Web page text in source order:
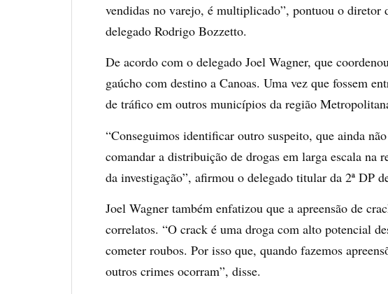
vendidas no varejo, é multiplicado”, pontuou o diretor
delegado Rodrigo Bozzetto.
De acordo com o delegado Joel Wagner, que
gaúcho com destino a Canoas. Uma vez que fossem
de tráfico em outros municípios da região
“Conseguimos identificar outro suspeito, que ainda
comandar a distribuição de drogas em larga escala na
da investigação”, afirmou o delegado titular da 2ª DP
Joel Wagner também enfatizou que a apreensão de
correlatos. “O crack é uma droga com alto potencial
cometer roubos. Por isso que, quando fazemos
outros crimes ocorram”, disse.